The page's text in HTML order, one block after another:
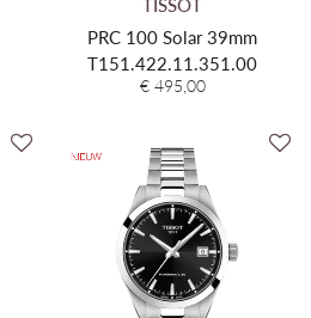
PRC 100 Solar 39mm
T151.422.11.351.00
€ 495,00